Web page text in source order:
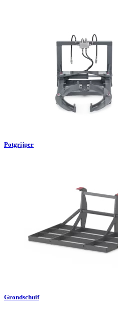
Potgrijper
Grondschuif